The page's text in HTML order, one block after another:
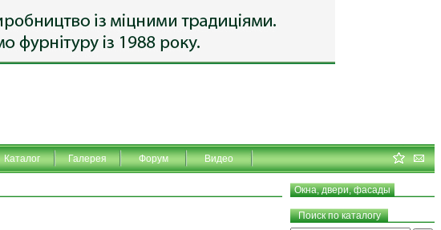
Каталог Галерея Форум Видео
Окна, двери, фасады
Поиск по каталогу